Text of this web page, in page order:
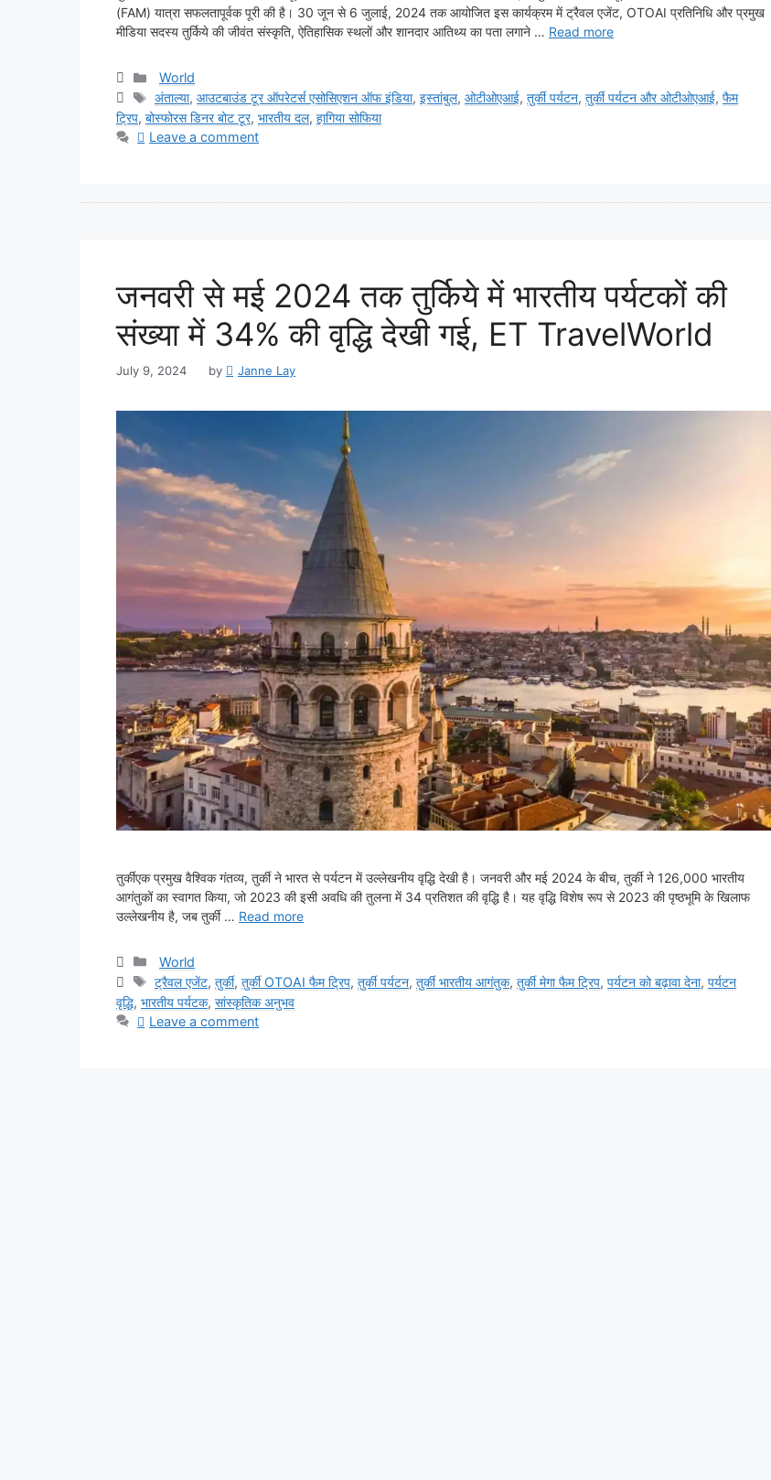
(FAM) यात्रा सफलतापूर्वक पूरी की है। 30 जून से 6 जुलाई, 2024 तक आयोजित इस कार्यक्रम में ट्रैवल एजेंट, OTOAI प्रतिनिधि और प्रमुख
मीडिया सदस्य तुर्किये की जीवंत संस्कृति, ऐतिहासिक स्थलों और शानदार आतिथ्य का पता लगाने … Read more
Categories
World
Tags
अंताल्या,आउटबाउंड टूर ऑपरेटर्स एसोसिएशन ऑफ इंडिया,इस्तांबुल,ओटीओएआई,तुर्की पर्यटन,तुर्की पर्यटन और ओटीओएआई,फैम
ट्रिप, बोस्फोरस डिनर बोट टूर, भारतीय दल, हागिया सोफिया
Leave a comment
जनवरी से मई 2024 तक तुर्किये में भारतीय पर्यटकों की
संख्या में 34% की वृद्धि देखी गई, ET TravelWorld
July 9, 2024 by Janne Lay
तुर्कीएक प्रमुख वैश्विक गंतव्य, तुर्की ने भारत से पर्यटन में उल्लेखनीय वृद्धि देखी है। जनवरी और मई 2024 के बीच, तुर्की ने 126,000 भारतीय
आगंतुकों का स्वागत किया, जो 2023 की इसी अवधि की तुलना में 34 प्रतिशत की वृद्धि है। यह वृद्धि विशेष रूप से 2023 की पृष्ठभूमि के खिलाफ
उल्लेखनीय है, जब तुर्की … Read more
Categories
World
Tags
ट्रैवल एजेंट,तुर्की,तुर्की OTOAI फैम ट्रिप,तुर्की पर्यटन,तुर्की भारतीय आगंतुक,तुर्की मेगा फैम ट्रिप,पर्यटन को बढ़ावा देना,पर्यटन
वृद्धि, भारतीय पर्यटक, सांस्कृतिक अनुभव
Leave a comment